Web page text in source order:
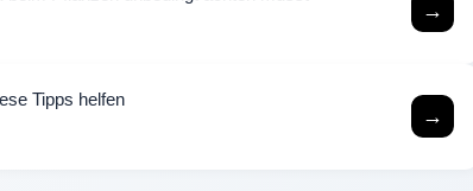
→
Tipps helfen
→